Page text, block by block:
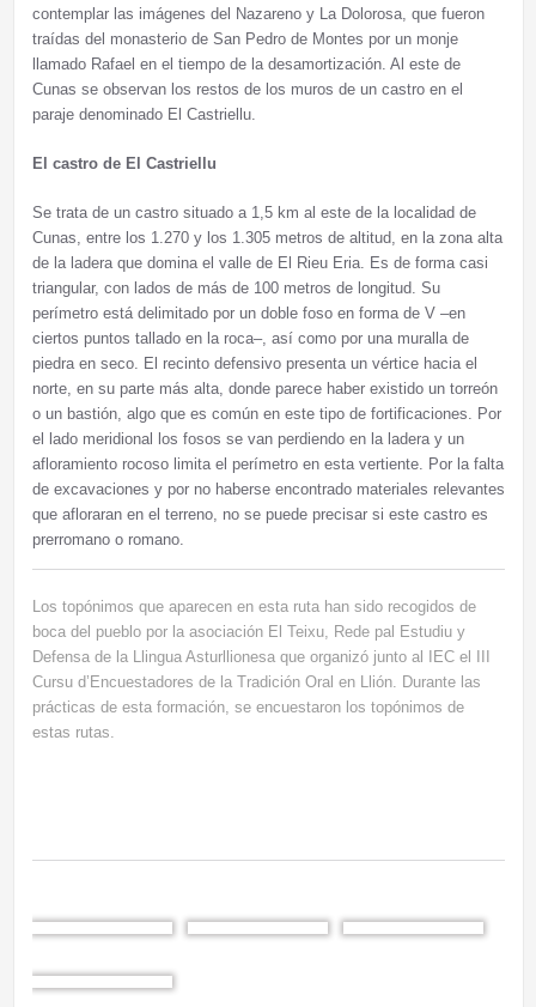
contemplar las imágenes del Nazareno y La Dolorosa, que fueron
traídas del monasterio de San Pedro de Montes por un monje
llamado Rafael en el tiempo de la desamortización. Al este de
Cunas se observan los restos de los muros de un castro en el
paraje denominado El Castriellu.
El castro de El Castriellu
Se trata de un castro situado a 1,5 km al este de la localidad de
Cunas, entre los 1.270 y los 1.305 metros de altitud, en la zona alta
de la ladera que domina el valle de El Rieu Eria. Es de forma casi
triangular, con lados de más de 100 metros de longitud. Su
perímetro está delimitado por un doble foso en forma de V –en
ciertos puntos tallado en la roca–, así como por una muralla de
piedra en seco. El recinto defensivo presenta un vértice hacia el
norte, en su parte más alta, donde parece haber existido un torreón
o un bastión, algo que es común en este tipo de fortificaciones. Por
el lado meridional los fosos se van perdiendo en la ladera y un
afloramiento rocoso limita el perímetro en esta vertiente. Por la falta
de excavaciones y por no haberse encontrado materiales relevantes
que afloraran en el terreno, no se puede precisar si este castro es
prerromano o romano.
Los topónimos que aparecen en esta ruta han sido recogidos de
boca del pueblo por la asociación El Teixu, Rede pal Estudiu y
Defensa de la Llingua Asturllionesa que organizó junto al IEC el III
Cursu d’Encuestadores de la Tradición Oral en Llión. Durante las
prácticas de esta formación, se encuestaron los topónimos de
estas rutas.